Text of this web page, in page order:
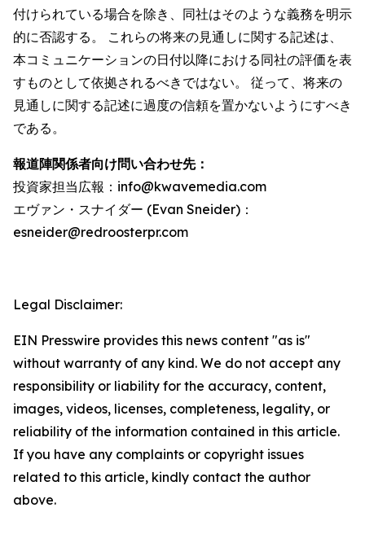
付けられている場合を除き、同社はそのような義務を明示
的に否認する。 これらの将来の見通しに関する記述は、
本コミュニケーションの日付以降における同社の評価を表
すものとして依拠されるべきではない。 従って、将来の
見通しに関する記述に過度の信頼を置かないようにすべき
である。
報道陣関係者向け問い合わせ先：
投資家担当広報：info@kwavemedia.com
エヴァン・スナイダー (Evan Sneider)：
esneider@redroosterpr.com
Legal Disclaimer:
EIN Presswire provides this news content "as is"
without warranty of any kind. We do not accept any
responsibility or liability for the accuracy, content,
images, videos, licenses, completeness, legality, or
reliability of the information contained in this article.
If you have any complaints or copyright issues
related to this article, kindly contact the author
above.